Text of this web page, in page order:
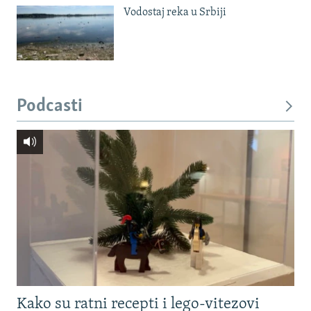
Vodostaj reka u Srbiji
Podcasti
Kako su ratni recepti i lego-vitezovi